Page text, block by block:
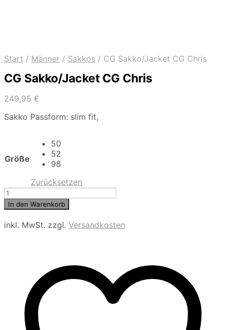
Start / Männer / Sakkos / CG Sakko/Jacket CG Chris
CG Sakko/Jacket CG Chris
249,95 €
Sakko Passform: slim fit,
Größe
50
52
98
Zurücksetzen
CG
Sakko/Jacket
CG
Chris
In den Warenkorb
inkl. MwSt. zzgl. Versandkosten